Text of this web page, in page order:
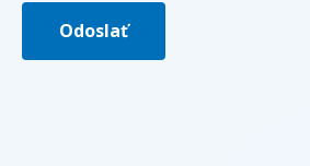
Odoslať